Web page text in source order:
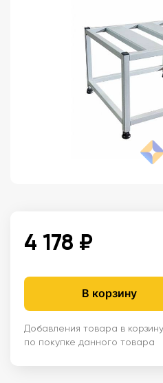
4 178 ₽
В корзину
Добавления товара в
по покупке данного товара